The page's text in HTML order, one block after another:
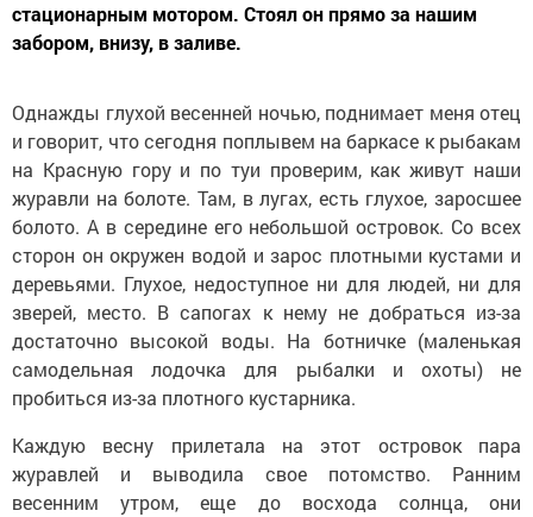
стационарным мотором. Стоял он прямо за нашим
забором, внизу, в заливе.
Однажды глухой весенней ночью, поднимает меня отец
и говорит, что сегодня поплывем на баркасе к рыбакам
на Красную гору и по туи проверим, как живут наши
журавли на болоте. Там, в лугах, есть глухое, заросшее
болото. А в середине его небольшой островок. Со всех
сторон он окружен водой и зарос плотными кустами и
деревьями. Глухое, недоступное ни для людей, ни для
зверей, место. В сапогах к нему не добраться из-за
достаточно высокой воды. На ботничке (маленькая
самодельная лодочка для рыбалки и охоты) не
пробиться из-за плотного кустарника.
Каждую весну прилетала на этот островок пара
журавлей и выводила свое потомство. Ранним
весенним утром, еще до восхода солнца, они